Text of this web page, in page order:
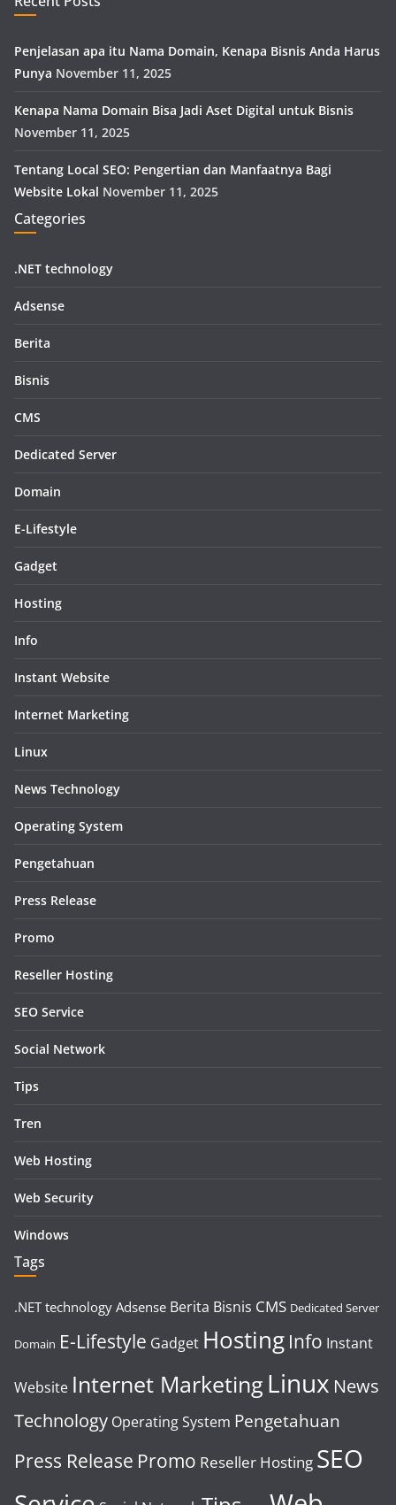
Penjelasan apa itu Nama Domain, Kenapa Bisnis Anda Harus
Punya November 11, 2025
Kenapa Nama Domain Bisa Jadi Aset Digital untuk Bisnis
November 11, 2025
Tentang Local SEO: Pengertian dan Manfaatnya Bagi
Website Lokal November 11, 2025
Categories
.NET technology
Adsense
Berita
Bisnis
CMS
Dedicated Server
Domain
E-Lifestyle
Gadget
Hosting
Info
Instant Website
Internet Marketing
Linux
News Technology
Operating System
Pengetahuan
Press Release
Promo
Reseller Hosting
SEO Service
Social Network
Tips
Tren
Web Hosting
Web Security
Windows
Tags
.NET technology Adsense Berita Bisnis CMS Dedicated Server
Domain E-Lifestyle Gadget Hosting Info Instant
Website Internet Marketing Linux News
Technology Operating System Pengetahuan
Press Release Promo Reseller Hosting SEO